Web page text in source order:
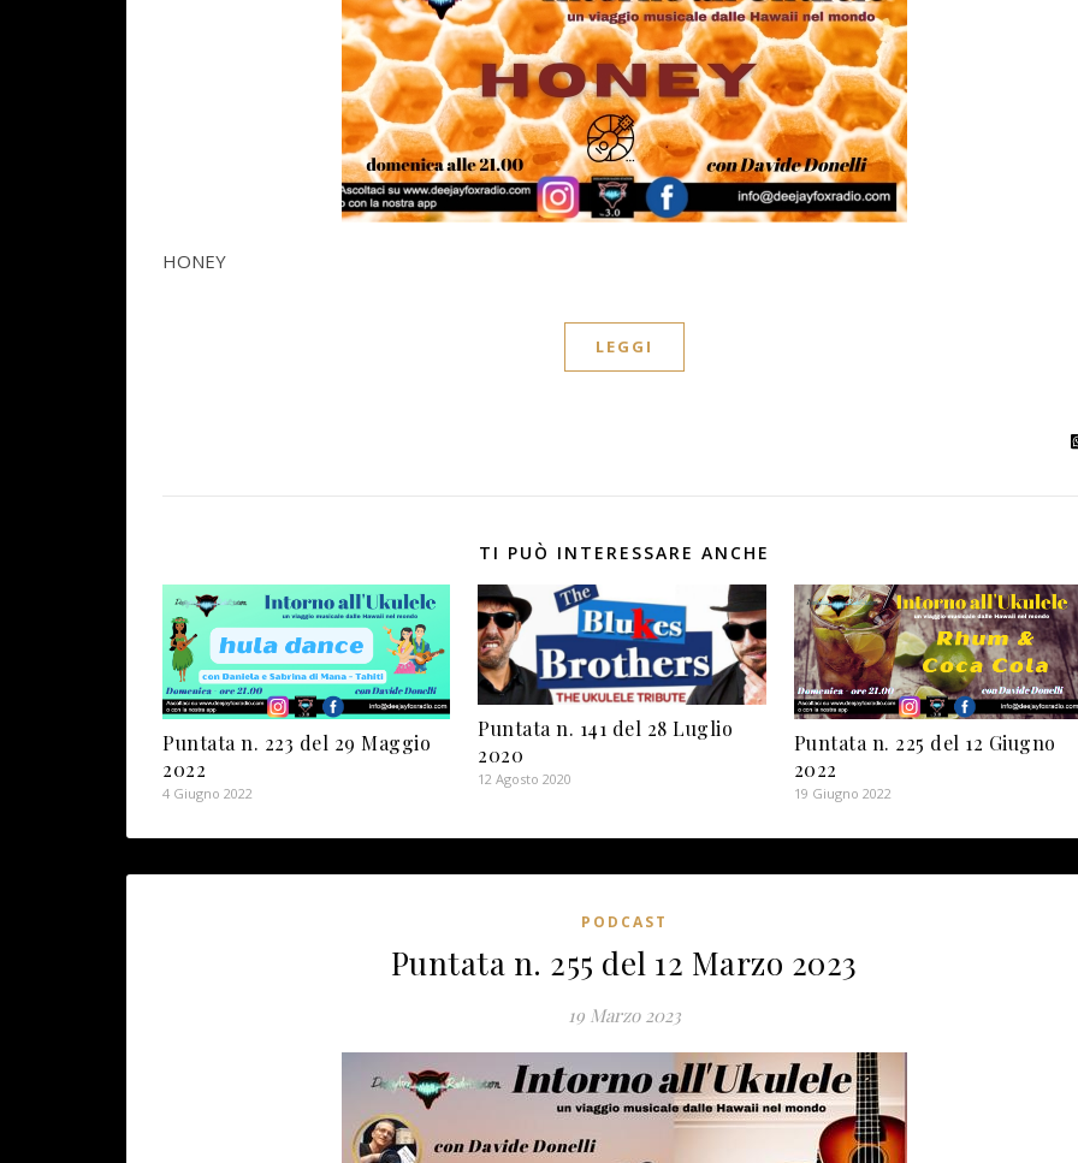
HONEY
LEGGI
TI PUÒ INTERESSARE ANCHE
Puntata n. 223 del 29 Maggio
2022
4 Giugno 2022
Puntata n. 141 del 28 Luglio
2020
12 Agosto 2020
Puntata n. 225 del 12 Giugno
2022
19 Giugno 2022
PODCAST
Puntata n. 255 del 12 Marzo 2023
19 Marzo 2023